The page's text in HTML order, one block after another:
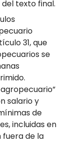
texto final.
31, que
se
salario y
de
incluidas en
fuera de la